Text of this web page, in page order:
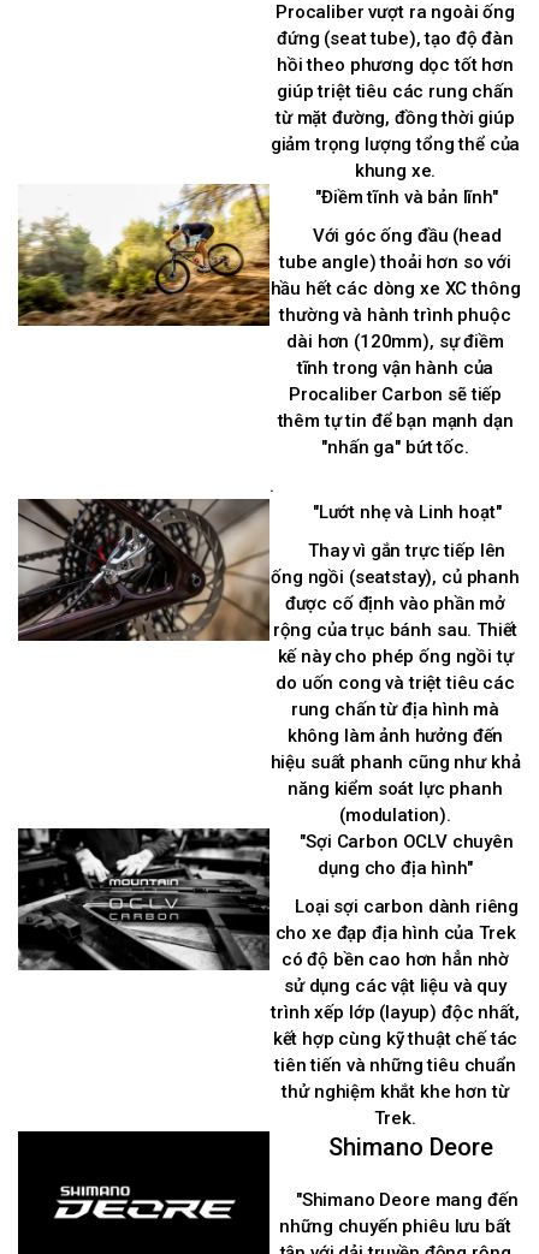
Procaliber vượt ra ngoài ống
đứng (seat tube), tạo độ đàn
hồi theo phương dọc tốt hơn
giúp triệt tiêu các rung chấn
từ mặt đường, đồng thời giúp
giảm trọng lượng tổng thể của
khung xe.
"Điềm tĩnh và bản lĩnh"
Với góc ống đầu (head
tube angle) thoải hơn so với
hầu hết các dòng xe XC thông
thường và hành trình phuộc
dài hơn (120mm), sự điềm
tĩnh trong vận hành của
Procaliber Carbon sẽ tiếp
thêm tự tin để bạn mạnh dạn
"nhấn ga" bứt tốc.
.
"Lướt nhẹ và Linh hoạt"
Thay vì gắn trực tiếp lên
ống ngồi (seatstay), củ phanh
được cố định vào phần mở
rộng của trục bánh sau. Thiết
kế này cho phép ống ngồi tự
do uốn cong và triệt tiêu các
rung chấn từ địa hình mà
không làm ảnh hưởng đến
hiệu suất phanh cũng như khả
năng kiểm soát lực phanh
(modulation).
"Sợi Carbon OCLV chuyên
dụng cho địa hình"
Loại sợi carbon dành riêng
cho xe đạp địa hình của Trek
có độ bền cao hơn hẳn nhờ
sử dụng các vật liệu và quy
trình xếp lớp (layup) độc nhất,
kết hợp cùng kỹ thuật chế tác
tiên tiến và những tiêu chuẩn
thử nghiệm khắt khe hơn từ
Trek.
Shimano Deore
"Shimano Deore mang đến
những chuyến phiêu lưu bất